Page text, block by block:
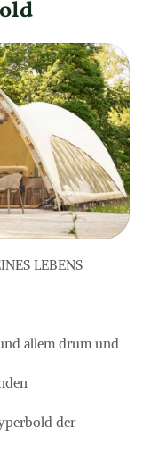
LEBENS
allem drum und
der